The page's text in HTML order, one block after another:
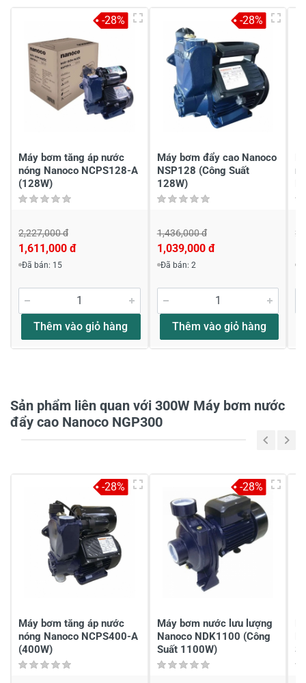
2
-
1
-
Chia sẻ nhận xét về sản phẩm
Viết nhận xét về sản phẩm
Đánh giá sao
Tiêu đề của nhận xét *
Máy bơm tăng áp nước
nóng Nanoco NCPS128-A
(128W)
2,227,000 đ
1,611,000 đ
Đã bán: 15
Thêm vào giỏ hàng
-28%
Máy bơm đẩy cao Nanoco
NSP128 (Công Suất
128W)
1,436,000 đ
1,039,000 đ
Đã bán: 2
Thêm vào giỏ hàng
-28%
Sản phẩm liên quan với 300W Máy bơm nước
đẩy cao Nanoco NGP300
Máy bơm tăng áp nước
nóng Nanoco NCPS400-A
(400W)
-28%
Máy bơm nước lưu lượng
Nanoco NDK1100 (Công
Suất 1100W)
-28%